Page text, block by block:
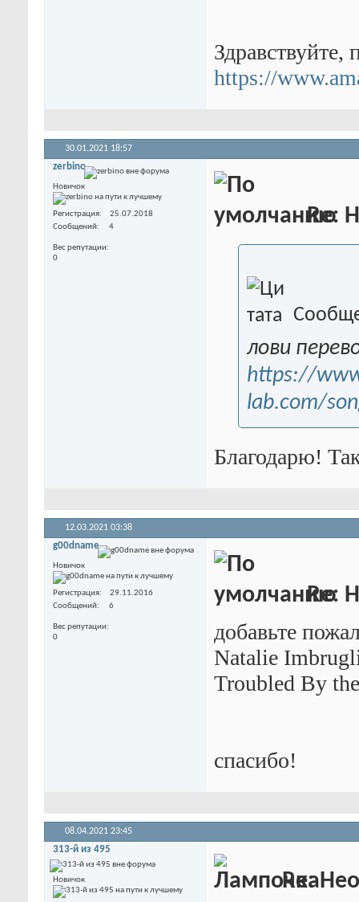
Здравствуйте,
https://
30.01.2021 18:57
zerbino
Новичок
Регистрация
25.07.2018
Сообщений
4
Вес репутации
0
Re:
лови
https://
lab.com/
Благодарю!
12.03.2021 03:38
g00dname
Новичок
Регистрация
29.11.2016
Сообщений
6
Вес репутации
0
Re:
добавьте
Natalie
Troubled By
спасибо!
08.04.2021 23:45
313-й из 495
Новичок
Re: